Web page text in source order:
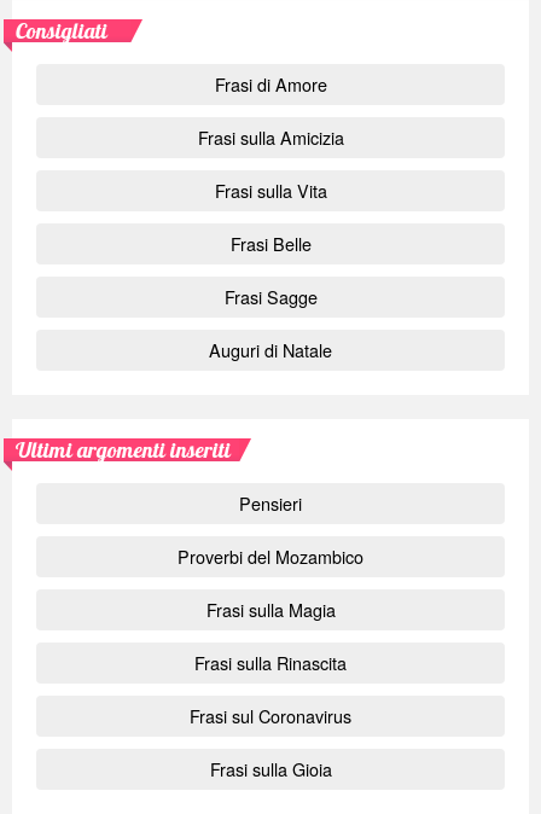
Consigliati
Frasi di Amore
Frasi sulla Amicizia
Frasi sulla Vita
Frasi Belle
Frasi Sagge
Auguri di Natale
Ultimi argomenti inseriti
Pensieri
Proverbi del Mozambico
Frasi sulla Magia
Frasi sulla Rinascita
Frasi sul Coronavirus
Frasi sulla Gioia